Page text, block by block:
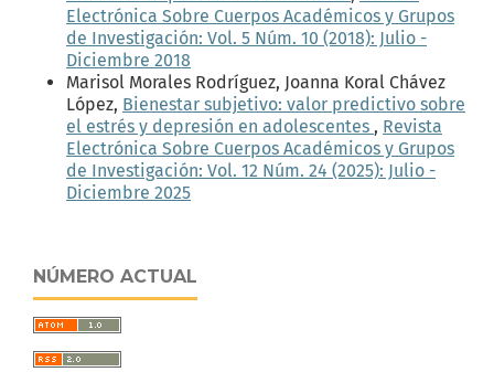
Electrónica Sobre Cuerpos Académicos y Grupos
de Investigación: Vol. 5 Núm. 10 (2018): Julio -
Diciembre 2018
Marisol Morales Rodríguez, Joanna Koral Chávez
López, Bienestar subjetivo: valor predictivo sobre
el estrés y depresión en adolescentes , Revista
Electrónica Sobre Cuerpos Académicos y Grupos
de Investigación: Vol. 12 Núm. 24 (2025): Julio -
Diciembre 2025
NÚMERO ACTUAL